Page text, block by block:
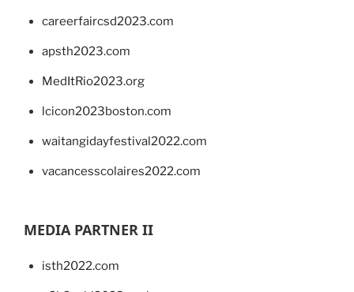
careerfaircsd2023.com
apsth2023.com
MedItRio2023.org
lcicon2023boston.com
waitangidayfestival2022.com
vacancesscolaires2022.com
MEDIA PARTNER II
isth2022.com